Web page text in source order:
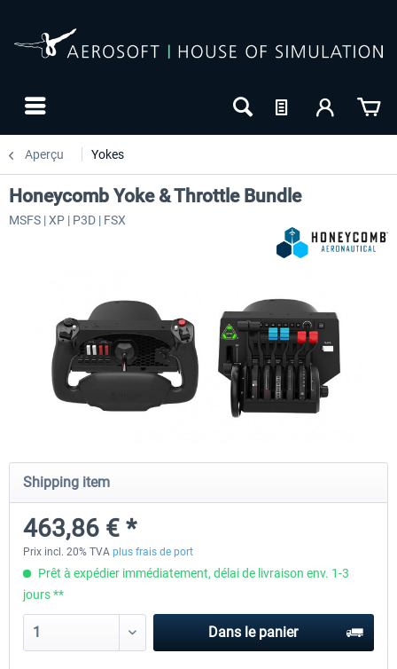
Aperçu Yokes
Honeycomb - Alpha Flight Controls
242,01 € *
Honeycomb Complete
Honeycomb Yoke & Throttle Bundle
MSFS | XP | P3D | FSX
Shipping item
463,86 € *
Prix incl. 20% TVA plus frais de port
Prêt à expédier immédiatement, délai de livraison env. 1-3
jours **
Dans le panier